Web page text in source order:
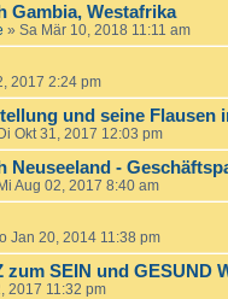
Gambia, Westafrika
» Sa Mär 10, 2018 11:11 am
2017 2:24 pm
und seine Flausen
Okt 31, 2017 12:03 pm
Neuseeland -
Aug 02, 2017 8:40 am
Jan 20, 2014 11:38 pm
zum SEIN und GESUND
2017 11:32 pm